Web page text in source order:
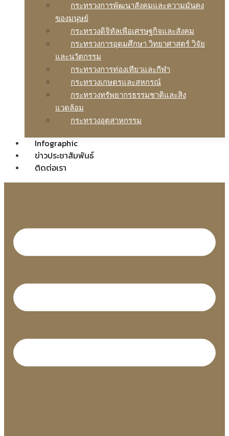
กระทรวงการพัฒนาสังคมและความมันคง
ของมนุษย์
กระทรวงดิจิทัลเพือเศรษฐกิจและสังคม
กระทรวงการอุดมศึกษา วิทยาศาสตร์ วิจัย
และนวัตกรรม
กระทรวงการท่องเทียวและกีฬา
กระทรวงเกษตรและสหกรณ์
กระทรวงทรัพยากรธรรมชาติและสิง
แวดล้อม
กระทรวงอุตสาหกรรม
Infographic
ข่าวประชาสัมพันธ์
ติดต่อเรา